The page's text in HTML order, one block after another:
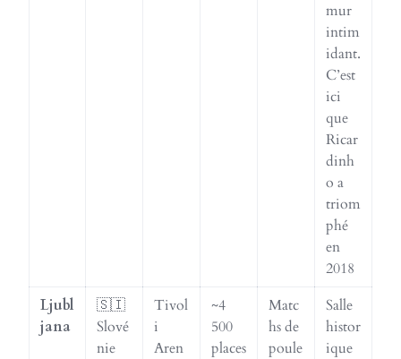
mur
intim
idant.
C’est
ici
que
Ricar
dinh
o a
triom
phé
en
2018
Ljubl
jana
🇸🇮
Slové
nie
Tivol
i
Aren
~4
500
places
Matc
hs de
poule
Salle
histor
ique